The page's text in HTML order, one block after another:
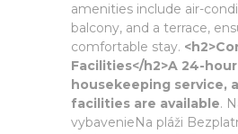
amenities include air-
balcony, and a terrace,
comfortable stay.
Facilities</h2>A 24-
housekeeping service,
facilities are available.
vybavenieNa pláži